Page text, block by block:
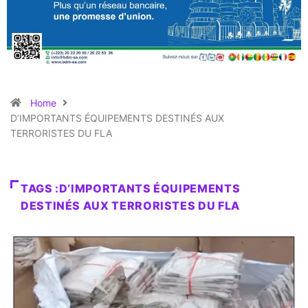
Home
D’IMPORTANTS ÉQUIPEMENTS DESTINÉS AUX
TERRORISTES DU FLA
TAGS :D’IMPORTANTS ÉQUIPEMENTS
DESTINÉS AUX TERRORISTES DU FLA